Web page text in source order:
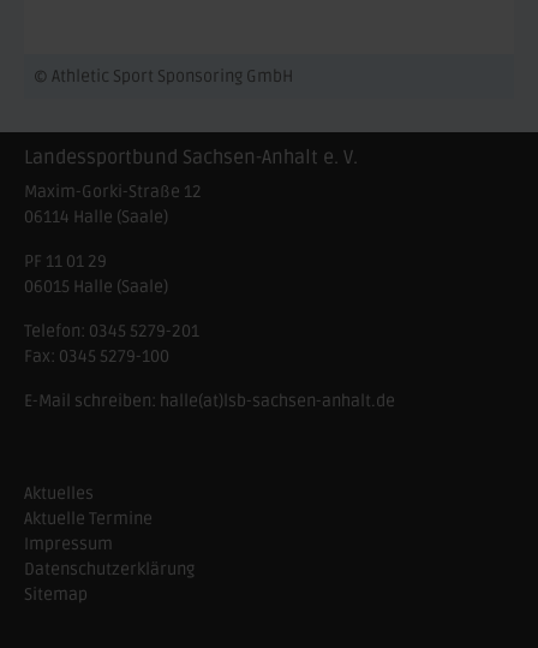
© Athletic Sport Sponsoring GmbH
Landessportbund Sachsen-Anhalt e. V.
Maxim-Gorki-Straße 12
06114 Halle (Saale)
PF 11 01 29
06015 Halle (Saale)
Telefon: 0345 5279-201
Fax: 0345 5279-100
E-Mail schreiben: halle(at)lsb-sachsen-anhalt.de
Aktuelles
Aktuelle Termine
Impressum
Datenschutzerklärung
Sitemap